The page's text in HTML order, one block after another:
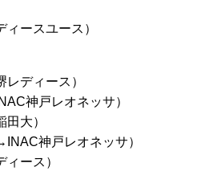
ースユース）
ディース）
神戸レオネッサ）
大）
神戸レオネッサ）
ース）